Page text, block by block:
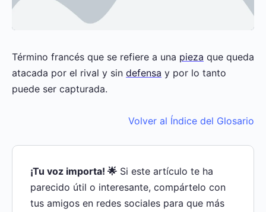
Término francés que se refiere a una pieza que queda
atacada por el rival y sin defensa y por lo tanto
puede ser capturada.
Volver al Índice del Glosario
¡Tu voz importa! 🌟 Si este artículo te ha
parecido útil o interesante, compártelo con
tus amigos en redes sociales para que más